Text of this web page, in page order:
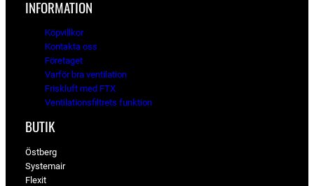
INFORMATION
Köpvillkor
Kontakta oss
Företaget
Varför bra ventilation
Friskluft med FTX
Ventilationsfiltrets funktion
BUTIK
Östberg
Systemair
Flexit